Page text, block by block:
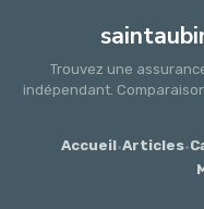
Trouvez une
indépendant.
Accueil·Articles·